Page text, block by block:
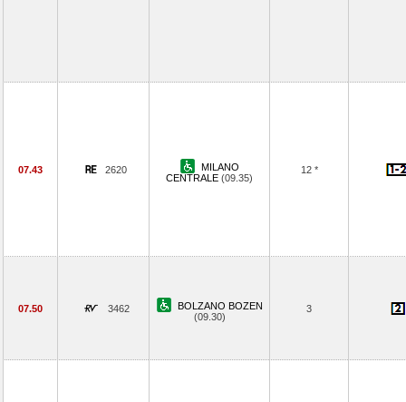
07.43 2620
MILANO
CENTRALE (09.35)
12 *
07.50 3462
BOLZANO BOZEN
(09.30)
3